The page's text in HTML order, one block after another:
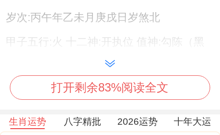
岁次:丙午年乙未月庚戌日岁煞北
甲子五行:火 十二神:开执位 值神:勾陈（黑
彭祖百忌：庚不经络 戌不吃犬
外东北
打开剩余83%阅读全文
生肖运势 八字精批 2026运势 十年大运